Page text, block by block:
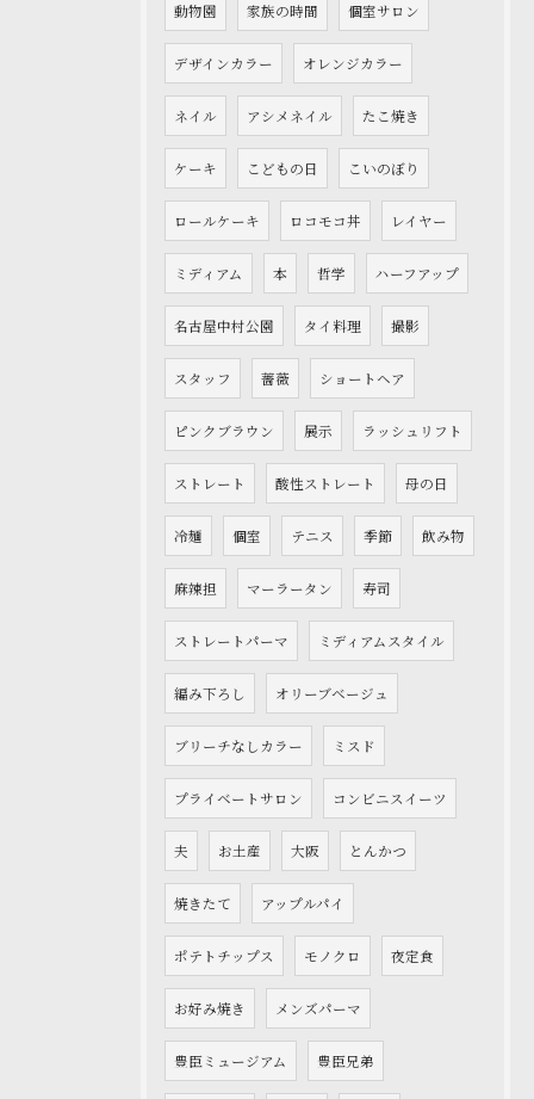
動物園 家族の時間 個室サロン
デザインカラー オレンジカラー
ネイル アシメネイル たこ焼き
ケーキ こどもの日 こいのぼり
ロールケーキ ロコモコ丼 レイヤー
ミディアム 本 哲学 ハーフアップ
名古屋中村公園 タイ料理 撮影
スタッフ 薔薇 ショートヘア
ピンクブラウン 展示 ラッシュリフト
ストレート 酸性ストレート 母の日
冷麺 個室 テニス 季節 飲み物
麻辣担 マーラータン 寿司
ストレートパーマ ミディアムスタイル
編み下ろし オリーブベージュ
ブリーチなしカラー ミスド
プライベートサロン コンビニスイーツ
夫 お土産 大阪 とんかつ
焼きたて アップルパイ
ポテトチップス モノクロ 夜定食
お好み焼き メンズパーマ
豊臣ミュージアム 豊臣兄弟